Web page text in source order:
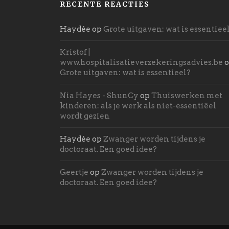
RECENTE REACTIES
Haydée op Grote uitgaven: wat is
Kristof |
www.hospitalisatieverzekeringsadvies.be
Grote uitgaven: wat is essentieel?
Nia Hayes - ShunCy op Thuiswerken met
kinderen: als je werk als niet-essentiëel
wordt gezien
Haydée op Zwanger worden tijdens je
doctoraat. Een goed idee?
Geertje op Zwanger worden tijdens je
doctoraat. Een goed idee?